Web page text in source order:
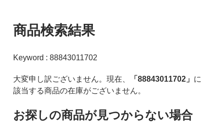
商品検索結果
Keyword : 88843011702
大変申し訳ございません。現在、 「88843011702」 に
該当する商品の在庫がございません。
お探しの商品が見つからない場合